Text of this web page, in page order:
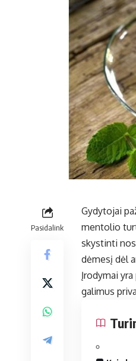
Pasidalink
Gydytojai
mentolio
skystinti
dėmesį dėl
Įrodymai
galimus